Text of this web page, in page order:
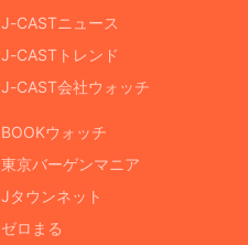
J-CASTニュース
J-CASTトレンド
J-CAST会社ウォッチ
BOOKウォッチ
東京バーゲンマニア
Jタウンネット
ゼロまる